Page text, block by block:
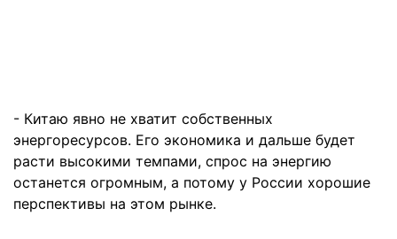
- Китаю явно не хватит собственных
энергоресурсов. Его экономика и дальше будет
расти высокими темпами, спрос на энергию
останется огромным, а потому у России хорошие
перспективы на этом рынке.